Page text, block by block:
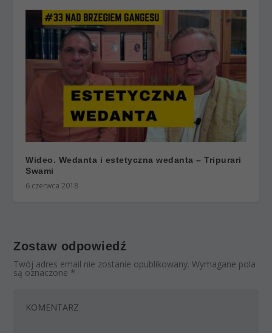
Wideo. Wedanta i estetyczna wedanta – Tripurari
Swami
6 czerwca 2018
Zostaw odpowiedź
Twój adres email nie zostanie opublikowany. Wymagane pola
są oznaczone *